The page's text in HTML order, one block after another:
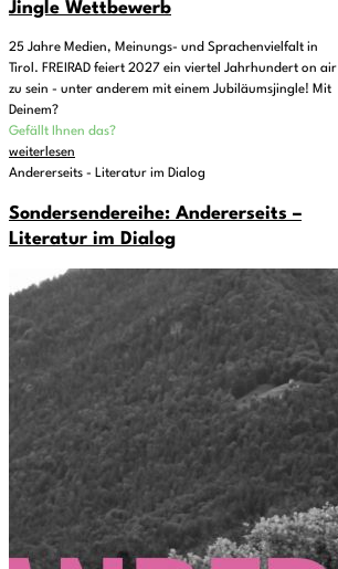
Jingle Wettbewerb
25 Jahre Medien, Meinungs- und Sprachenvielfalt in
Tirol. FREIRAD feiert 2027 ein viertel Jahrhundert on air
zu sein - unter anderem mit einem Jubiläumsjingle! Mit
Deinem?
Gefällt Ihnen das?
weiterlesen
Andererseits - Literatur im Dialog
Sondersendereihe: Andererseits –
Literatur im Dialog